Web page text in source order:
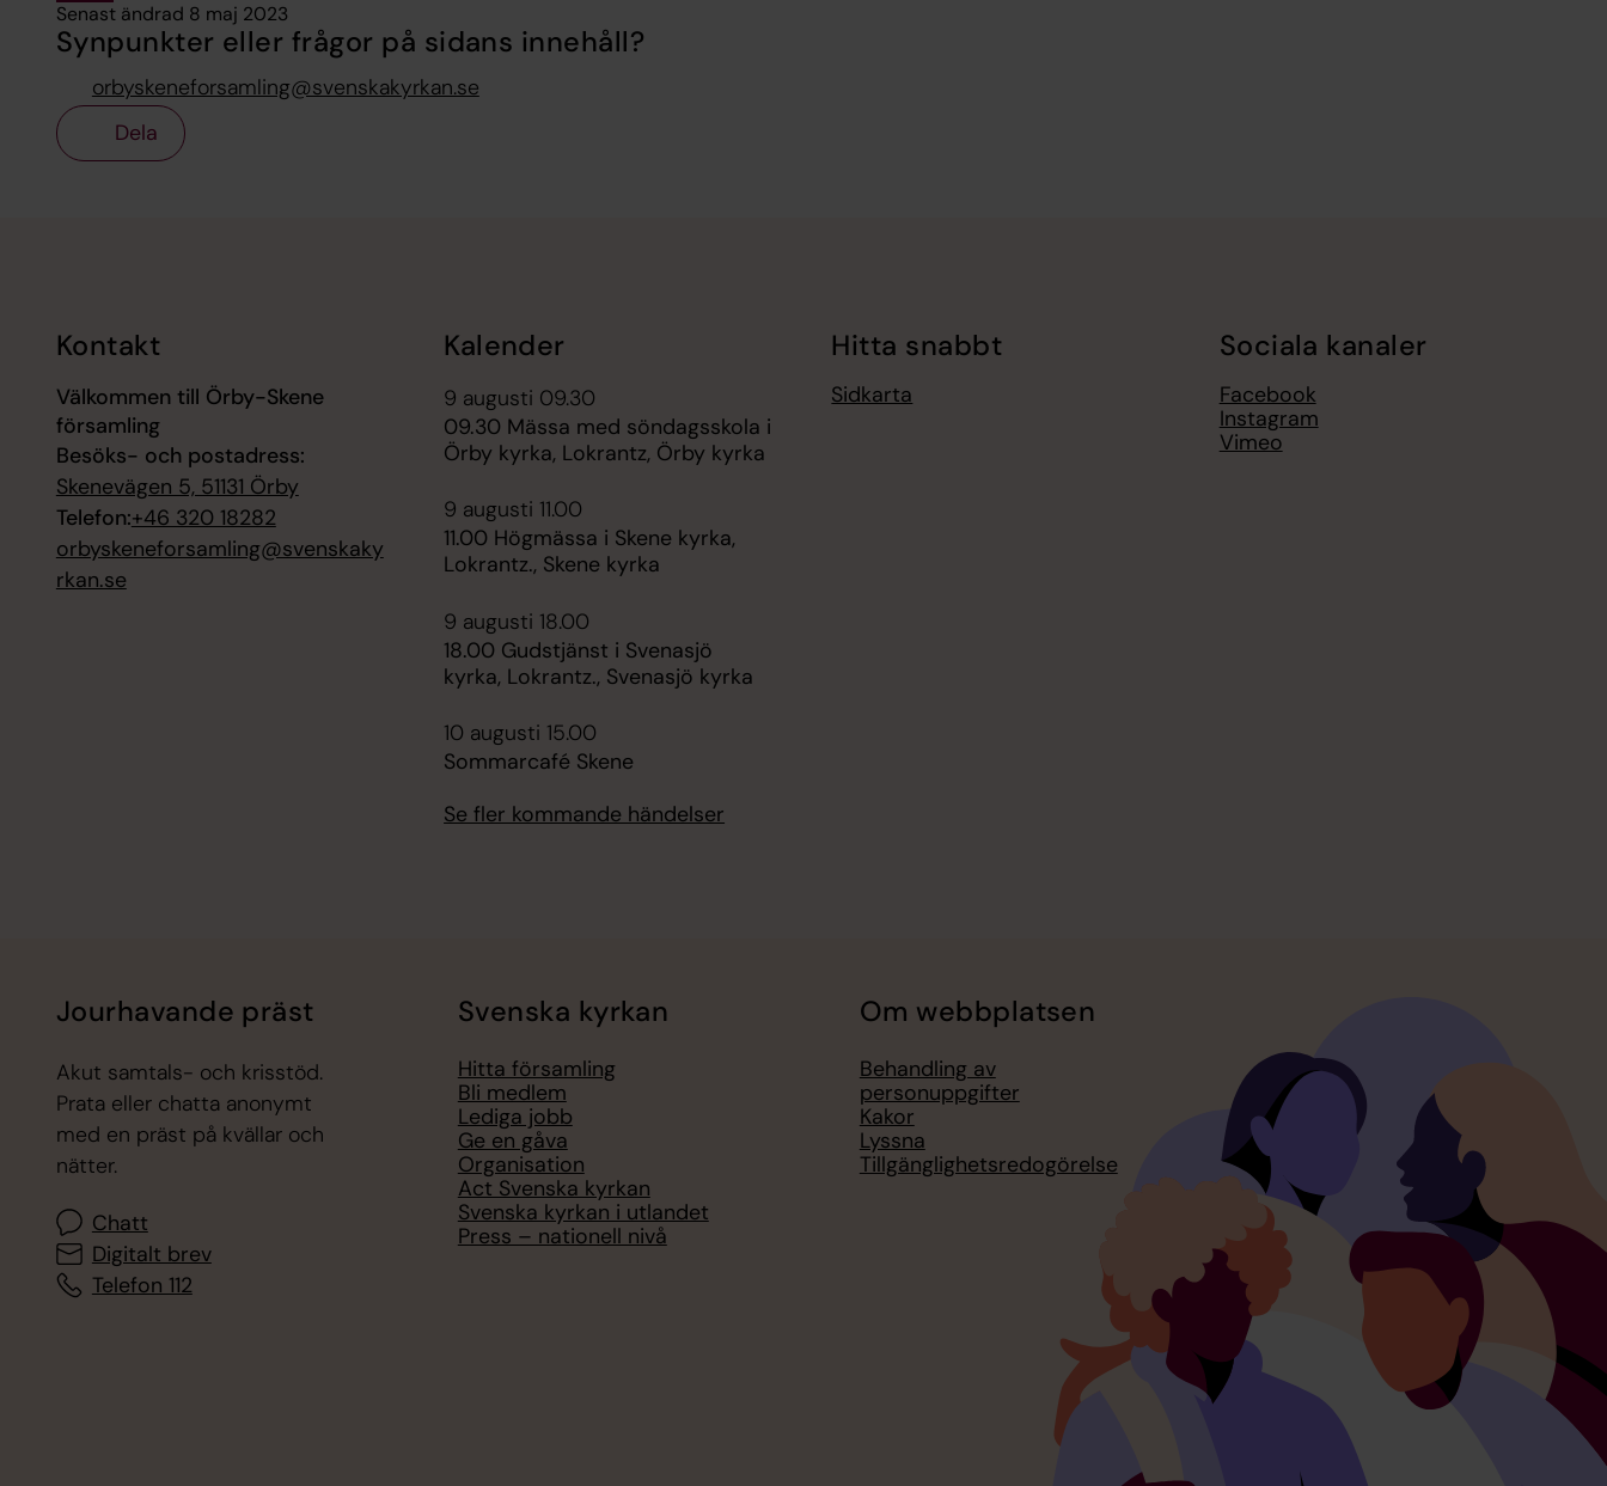
Senast ändrad 8 maj 2023
Synpunkter eller frågor på sidans innehåll?
orbyskeneforsamling@svenskakyrkan.se
Dela
Kontakt
Välkommen till Örby-Skene
församling
Besöks- och postadress:
Skenevägen 5, 51131 Örby
Telefon:+46 320 18282
orbyskeneforsamling@svenskaky
rkan.se
Kalender
9 augusti 09.30
09.30 Mässa med söndagsskola i
Örby kyrka, Lokrantz, Örby kyrka
9 augusti 11.00
11.00 Högmässa i Skene kyrka,
Lokrantz., Skene kyrka
9 augusti 18.00
18.00 Gudstjänst i Svenasjö
kyrka, Lokrantz., Svenasjö kyrka
10 augusti 15.00
Sommarcafé Skene
Se fler kommande händelser
Hitta snabbt
Sidkarta
Sociala kanaler
Facebook
Instagram
Vimeo
Jourhavande präst
Akut samtals- och krisstöd.
Prata eller chatta anonymt
med en präst på kvällar och
nätter.
Chatt
Digitalt brev
Telefon 112
Svenska kyrkan
Hitta församling
Bli medlem
Lediga jobb
Ge en gåva
Organisation
Act Svenska kyrkan
Svenska kyrkan i utlandet
Press – nationell nivå
Om webbplatsen
Behandling av
personuppgifter
Kakor
Lyssna
Tillgänglighetsredogörelse